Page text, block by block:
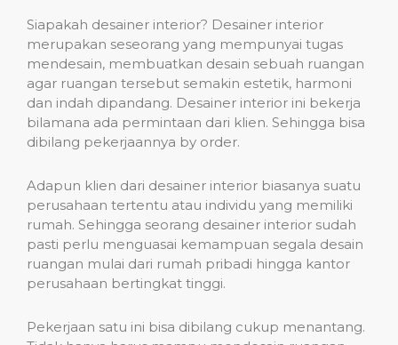
Siapakah desainer interior? Desainer interior
merupakan seseorang yang mempunyai tugas
mendesain, membuatkan desain sebuah ruangan
agar ruangan tersebut semakin estetik, harmoni
dan indah dipandang. Desainer interior ini bekerja
bilamana ada permintaan dari klien. Sehingga bisa
dibilang pekerjaannya by order.
Adapun klien dari desainer interior biasanya suatu
perusahaan tertentu atau individu yang memiliki
rumah. Sehingga seorang desainer interior sudah
pasti perlu menguasai kemampuan segala desain
ruangan mulai dari rumah pribadi hingga kantor
perusahaan bertingkat tinggi.
Pekerjaan satu ini bisa dibilang cukup menantang.